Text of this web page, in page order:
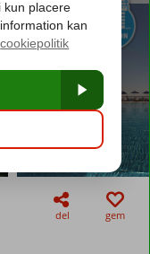
del gem